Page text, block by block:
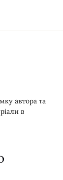
автора та
в